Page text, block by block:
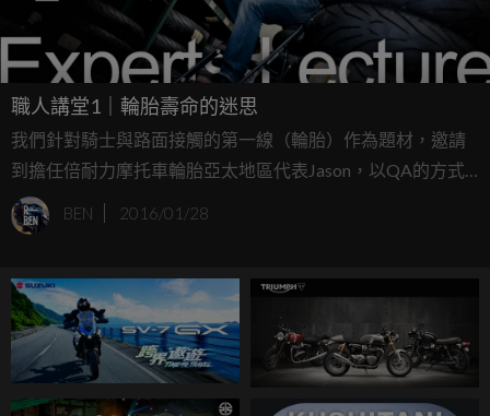
職人講堂1｜輪胎壽命的迷思
我們針對騎士與路面接觸的第一線（輪胎）作為題材，邀請
到擔任倍耐力摩托車輪胎亞太地區代表Jason，以QA的方式
為騎士們破除關於輪胎使用上的種種迷思
BEN 2016/01/28